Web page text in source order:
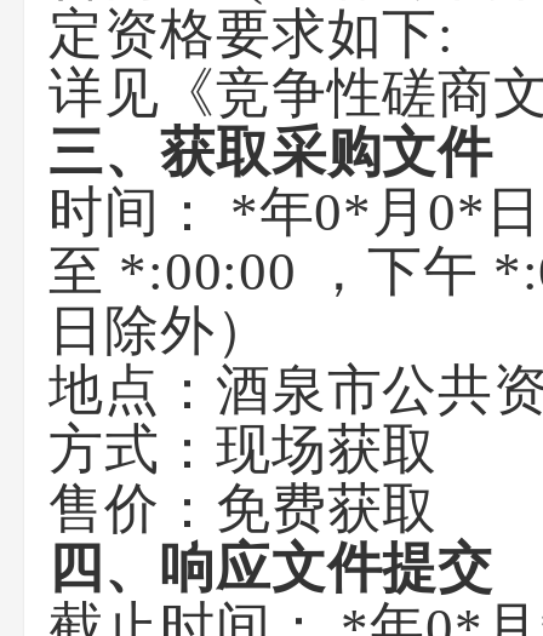
定资格要求如下:
详见《竞争性磋商
三、获取采购文件
时间：
*年0*月0*
至 *:00:00 ，下午
日除外）
地点： 酒泉市公共
方式： 现场获取
售价： 免费获取
四、响应文件提交